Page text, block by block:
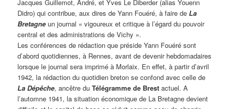
Jacques Guillemot, André, et Yves Le Diberder (alias Youenn
Didro) qui contribue, aux dires de Yann Fouéré, à faire deLa
Bretagne un journal « vigoureux et critique à l’égard du pouvoir
central et des administrations de Vichy ».
Les conférences de rédaction que préside Yann Fouéré sont
d’abord quotidiennes, à Rennes, avant de devenir hebdomadaires
lorsque le journal sera imprimé à Morlaix. En effet, à partir d’avril
1942, la rédaction du quotidien breton se confond avec celle de
La Dépêche, ancêtre duTélégramme de Brestactuel. A
l’automne 1941, la situation économique de La Bretagne devient